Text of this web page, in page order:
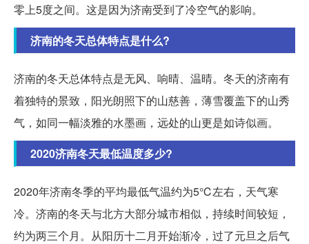
零上5度之间。这是因为济南受到了冷空气的影响。
济南的冬天总体特点是什么?
济南的冬天总体特点是无风、响晴、温晴。冬天的济南有
着独特的景致，阳光朗照下的山慈善，薄雪覆盖下的山秀
气，如同一幅淡雅的水墨画，远处的山更是如诗似画。
2020济南冬天最低温度多少?
2020年济南冬季的平均最低气温约为5℃左右，天气寒
冷。济南的冬天与北方大部分城市相似，持续时间较短，
约为两三个月。从阳历十二月开始渐冷，过了元旦之后气